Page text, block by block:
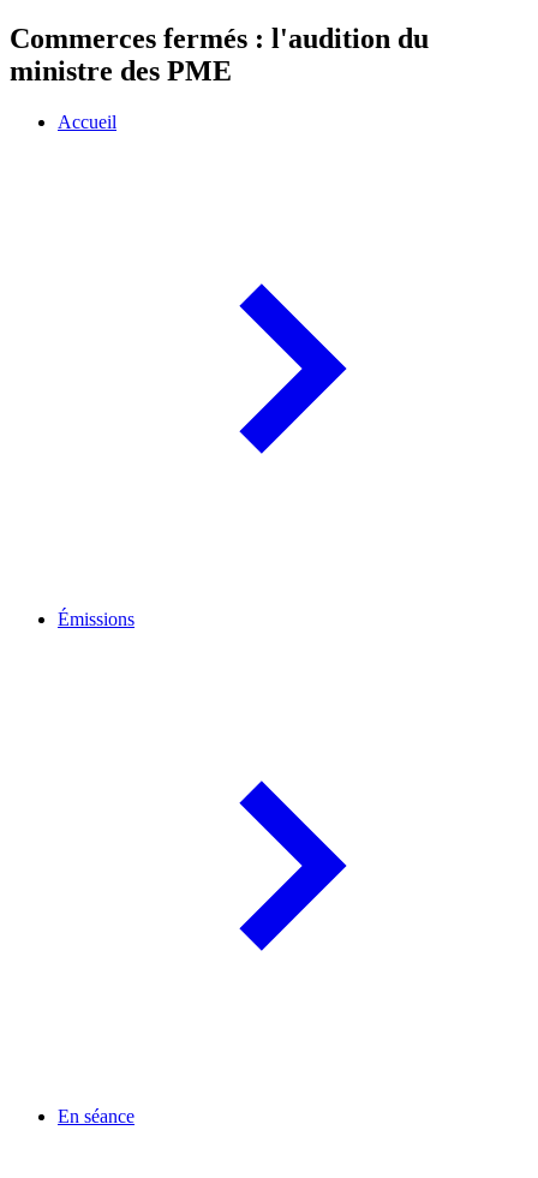
Commerces fermés : l'audition du
ministre des PME
Accueil
Émissions
En séance